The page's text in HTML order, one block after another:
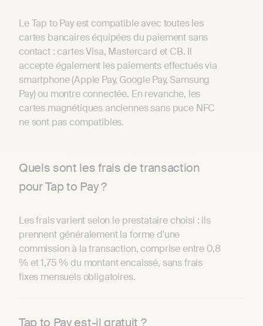
Le Tap to Pay est compatible avec toutes les
cartes bancaires équipées du paiement sans
contact : cartes Visa, Mastercard et CB. Il
accepte également les paiements effectués via
smartphone (Apple Pay, Google Pay, Samsung
Pay) ou montre connectée. En revanche, les
cartes magnétiques anciennes sans puce NFC
ne sont pas compatibles.
Quels sont les frais de transaction
pour Tap to Pay ?
Les frais varient selon le prestataire choisi : ils
prennent généralement la forme d'une
commission à la transaction, comprise entre 0,8
% et 1,75 % du montant encaissé, sans frais
fixes mensuels obligatoires.
Tap to Pay est-il gratuit ?